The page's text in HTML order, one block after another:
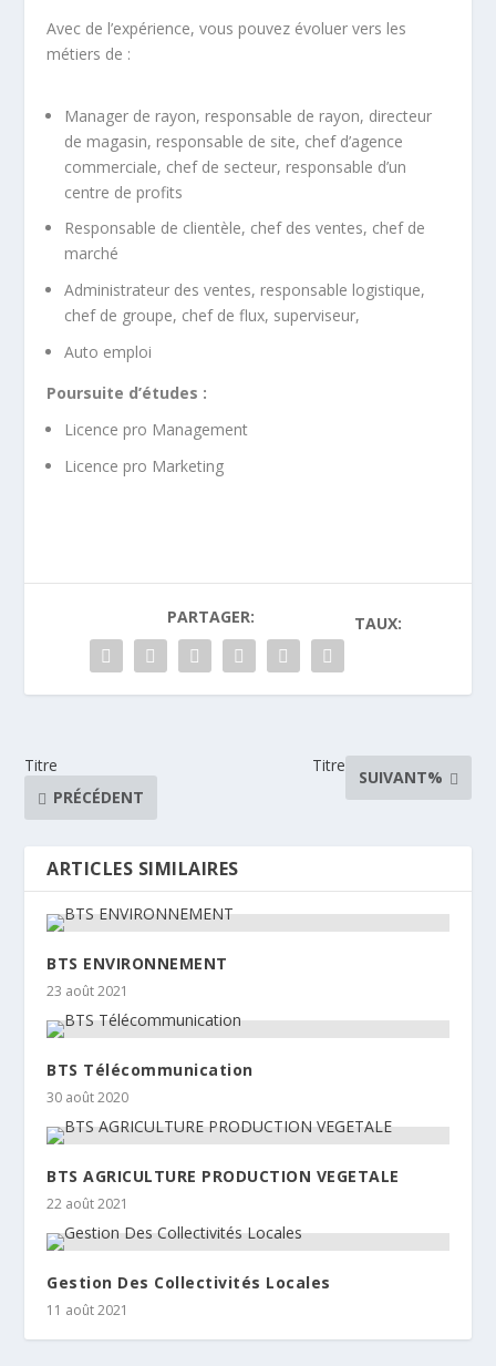
Avec de l’expérience, vous pouvez évoluer vers les
métiers de :
Manager de rayon, responsable de rayon, directeur
de magasin, responsable de site, chef d’agence
commerciale, chef de secteur, responsable d’un
centre de profits
Responsable de clientèle, chef des ventes, chef de
marché
Administrateur des ventes, responsable logistique,
chef de groupe, chef de flux, superviseur,
Auto emploi
Poursuite d’études :
Licence pro Management
Licence pro Marketing
PARTAGER: TAUX:
Titre
PRÉCÉDENT
Titre
SUIVANT%
ARTICLES SIMILAIRES
BTS ENVIRONNEMENT
23 août 2021
BTS Télécommunication
30 août 2020
BTS AGRICULTURE PRODUCTION VEGETALE
22 août 2021
Gestion Des Collectivités Locales
11 août 2021